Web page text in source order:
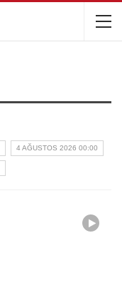
4 AĞUSTOS 2026 00:00